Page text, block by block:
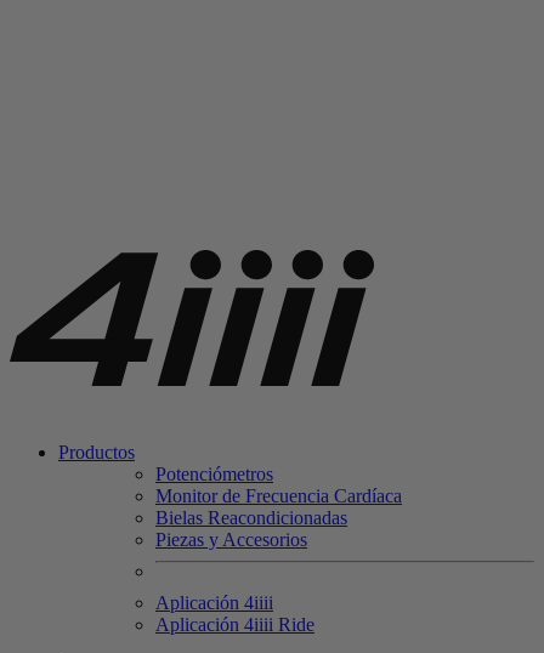
Productos
Potenciómetros
Monitor de Frecuencia Cardíaca
Bielas Reacondicionadas
Piezas y Accesorios
Aplicación 4iiii
Aplicación 4iiii Ride